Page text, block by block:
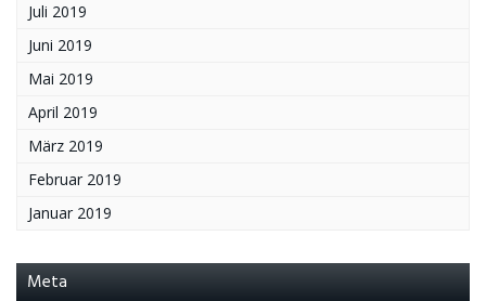
Juli 2019
Juni 2019
Mai 2019
April 2019
März 2019
Februar 2019
Januar 2019
Meta